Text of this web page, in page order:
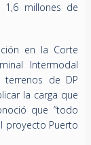
1,6 millones de
en la Corte
Intermodal
terrenos de DP
la carga que
que ”todo
proyecto Puerto